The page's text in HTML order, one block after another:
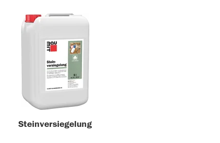
Steinversiegelung